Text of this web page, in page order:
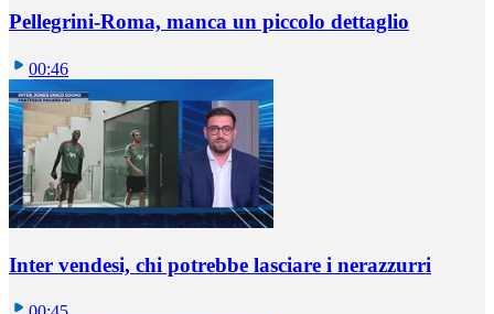
Pellegrini-Roma, manca un piccolo dettaglio
00:46
Inter vendesi, chi potrebbe lasciare i nerazzurri